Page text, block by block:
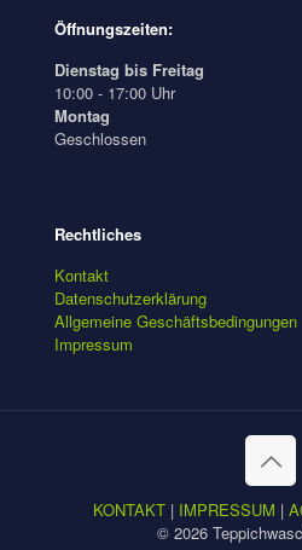
Öffnungszeiten:
Dienstag bis Freitag
10:00 - 17:00 Uhr
Montag
Geschlossen
Rechtliches
Kontakt
Datenschutzerklärung
Allgemeine Geschäftsbedingungen
Impressum
KONTAKT| IMPRESSUM |
© 2026